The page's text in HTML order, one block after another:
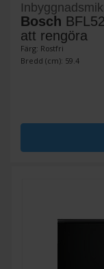
Bosch
att rengöra
Färg: Rostfri
Bredd (cm): 59.4